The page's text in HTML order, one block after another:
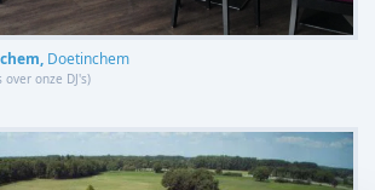
Doetinchem
over onze DJ's)